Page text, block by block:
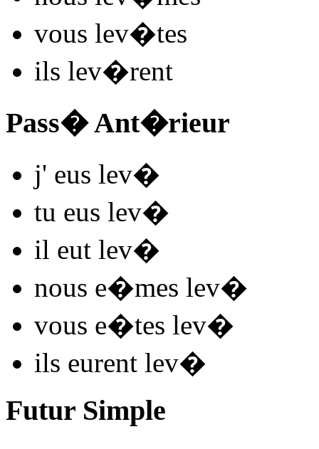
vous lev�tes
ils lev�rent
Pass� Ant�rieur
j' eus lev�
tu eus lev�
il eut lev�
nous e�mes lev�
vous e�tes lev�
ils eurent lev�
Futur Simple